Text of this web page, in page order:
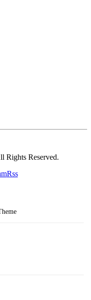
Rights Reserved.
Rss